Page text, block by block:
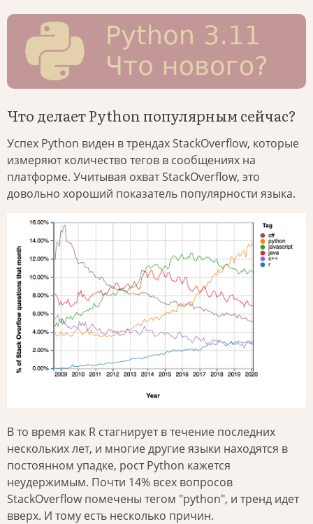
Что делает Python популярным сейчас?
Успех Python виден в трендах StackOverflow, которые
измеряют количество тегов в сообщениях на
платформе. Учитывая охват StackOverflow, это
довольно хороший показатель популярности языка.
В то время как R стагнирует в течение последних
нескольких лет, и многие другие языки находятся в
постоянном упадке, рост Python кажется
неудержимым. Почти 14% всех вопросов
StackOverflow помечены тегом "python", и тренд идет
вверх. И тому есть несколько причин.